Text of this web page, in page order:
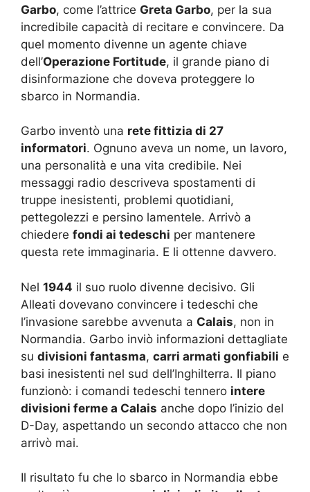
Garbo, come l’attrice Greta Garbo, per la sua
incredibile capacità di recitare e convincere. Da
quel momento divenne un agente chiave
dell’Operazione Fortitude, il grande piano di
disinformazione che doveva proteggere lo
sbarco in Normandia.
Garbo inventò una rete fittizia di 27
informatori. Ognuno aveva un nome, un lavoro,
una personalità e una vita credibile. Nei
messaggi radio descriveva spostamenti di
truppe inesistenti, problemi quotidiani,
pettegolezzi e persino lamentele. Arrivò a
chiedere fondi ai tedeschi per mantenere
questa rete immaginaria. E li ottenne davvero.
Nel 1944 il suo ruolo divenne decisivo. Gli
Alleati dovevano convincere i tedeschi che
l’invasione sarebbe avvenuta a Calais, non in
Normandia. Garbo inviò informazioni dettagliate
su divisioni fantasma, carri armati gonfiabili e
basi inesistenti nel sud dell’Inghilterra. Il piano
funzionò: i comandi tedeschi tennero intere
divisioni ferme a Calais anche dopo l’inizio del
D-Day, aspettando un secondo attacco che non
arrivò mai.
Il risultato fu che lo sbarco in Normandia ebbe